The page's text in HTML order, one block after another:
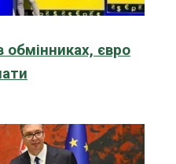
обмінниках, євро